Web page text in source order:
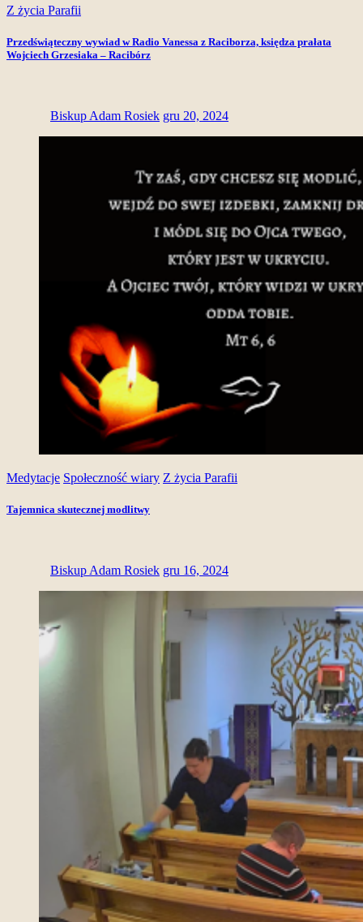
Z życia Parafii
Przedświąteczny wywiad w Radio Vanessa z Raciborza, księdza prałata
Wojciech Grzesiaka – Racibórz
Biskup Adam Rosiek gru 20, 2024
Medytacje Społeczność wiary Z życia Parafii
Tajemnica skutecznej modlitwy
Biskup Adam Rosiek gru 16, 2024